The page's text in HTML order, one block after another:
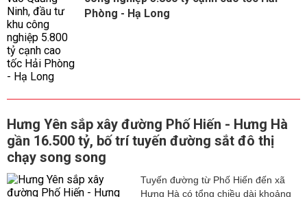
Phòng - Hạ Long
Hưng Yên sắp xây đường Phố Hiến - Hưng Hà
gần 16.500 tỷ, bố trí tuyến đường sắt đô thị
chạy song song
Tuyến đường từ Phố Hiến đến xã
Hưng Hà có tổng chiều dài khoảng